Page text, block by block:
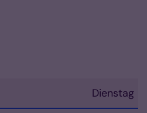
Dienstag